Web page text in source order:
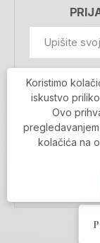
Prihvaćam
podataka i
newslettera
Koristimo
iskustvo
Ovo
kolačića na